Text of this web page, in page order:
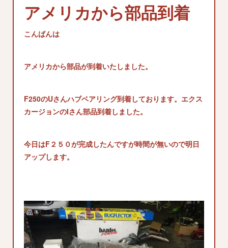
アメリカから部品到着
こんばんは
アメリカから部品が到着いたしました。
F250のUさんハブベアリング到着しております。エクス
カージョンのIさん部品到着しました。
今日はF２５０が完成したんですが時間が無いので明日
アップします。